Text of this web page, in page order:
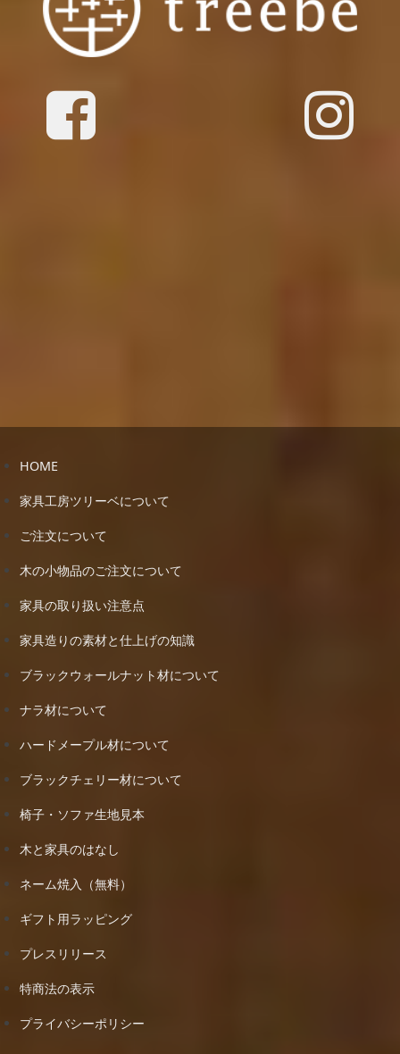
HOME
家具工房ツリーベについて
ご注文について
木の小物品のご注文について
家具の取り扱い注意点
家具造りの素材と仕上げの知識
ブラックウォールナット材について
ナラ材について
ハードメープル材について
ブラックチェリー材について
椅子・ソファ生地見本
木と家具のはなし
ネーム焼入（無料）
ギフト用ラッピング
プレスリリース
特商法の表示
プライバシーポリシー